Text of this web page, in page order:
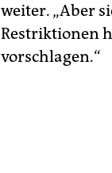
weiter. „Aber
Restriktionen
vorschlagen.“